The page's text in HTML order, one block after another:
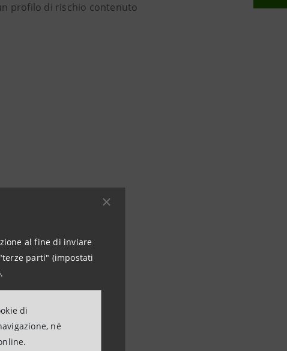
al fine di inviare
parti" (impostati
di
né
profilo di rischio contenuto